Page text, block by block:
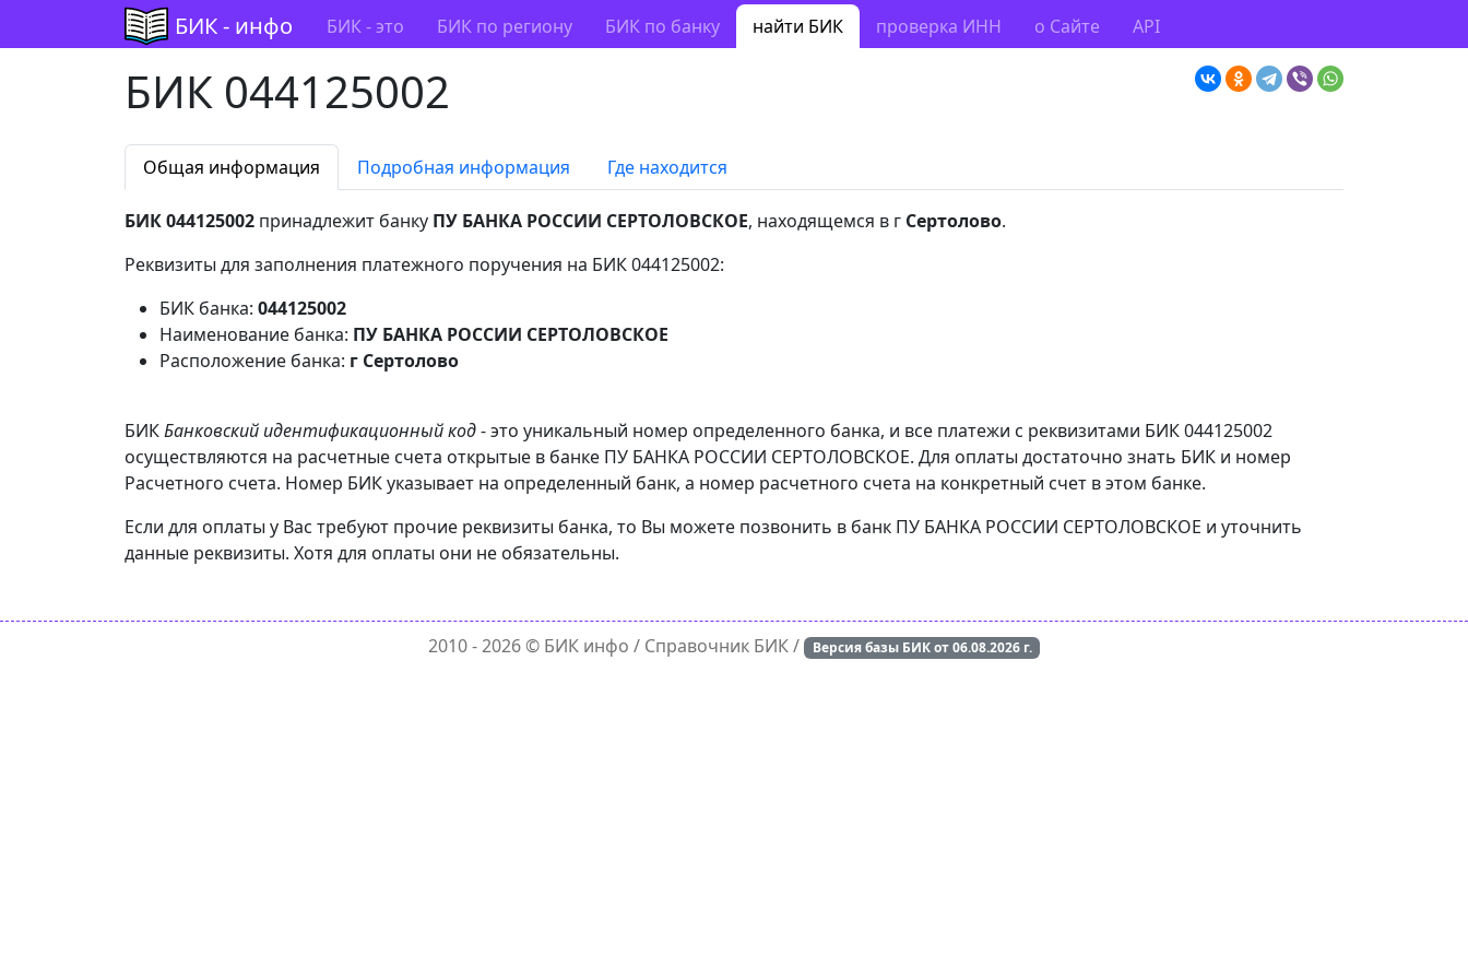
БИК - инфо БИК - это БИК по региону БИК по банку найти БИК проверка ИНН о Сайте API
БИК 044125002
Общая информация Подробная информация Где находится
БИК 044125002 принадлежит банку ПУ БАНКА РОССИИ СЕРТОЛОВСКОЕ, находящемся в г Сертолово.
Реквизиты для заполнения платежного поручения на БИК 044125002:
БИК банка: 044125002
Наименование банка: ПУ БАНКА РОССИИ СЕРТОЛОВСКОЕ
Расположение банка: г Сертолово
БИКБанковский идентификационный код- это уникальный номер определенного банка, и все платежи с реквизитами БИК 044125002
осуществляются на расчетные счета открытые в банке ПУ БАНКА РОССИИ СЕРТОЛОВСКОЕ. Для оплаты достаточно знать БИК и номер
Расчетного счета. Номер БИК указывает на определенный банк, а номер расчетного счета на конкретный счет в этом банке.
Если для оплаты у Вас требуют прочие реквизиты банка, то Вы можете позвонить в банк ПУ БАНКА РОССИИ СЕРТОЛОВСКОЕ и уточнить
данные реквизиты. Хотя для оплаты они не обязательны.
2010 - 2026 © БИК инфо / Справочник БИК / Версия базы БИК от06.08.2026г.